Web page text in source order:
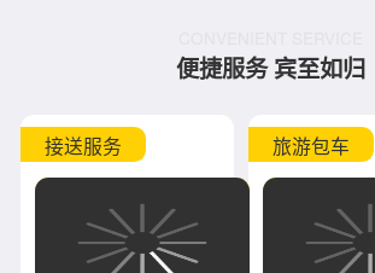
便捷服务 宾至如归
接送服务 旅游包车